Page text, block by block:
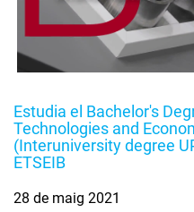
Estudia el Bachelor's
Technologies and
(Interuniversity degree
ETSEIB
28 de maig 2021